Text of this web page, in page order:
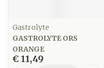
Gastrolyte
GASTROLYTE ORS
ORANGE
€ 11,49